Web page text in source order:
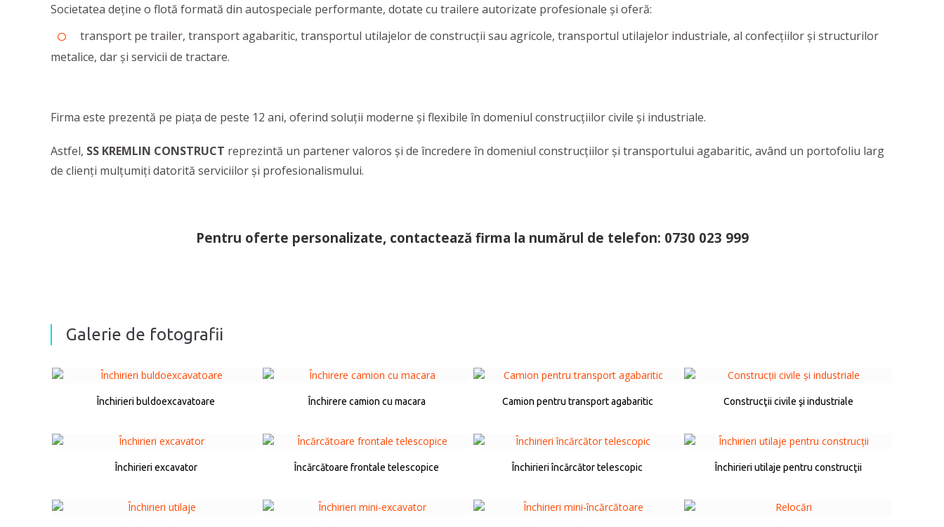
Societatea deține o flotă formată din autospeciale performante, dotate cu trailere autorizate profesionale și oferă:
transport pe trailer, transport agabaritic, transportul utilajelor de construcții sau agricole, transportul utilajelor industriale, al confecțiilor și structurilor
metalice, dar și servicii de tractare.
Firma este prezentă pe piaţa de peste 12 ani, oferind soluţii moderne şi flexibile în domeniul construcţiilor civile şi industriale.
Astfel, SS KREMLIN CONSTRUCT reprezintă un partener valoros şi de încredere în domeniul construcţiilor şi transportului agabaritic, având un portofoliu larg
de clienţi mulţumiţi datorită serviciilor şi profesionalismului.
Pentru oferte personalizate, contactează firma la numărul de telefon: 0730 023 999
Galerie de fotografii
Închirieri buldoexcavatoare Închirere camion cu macara Camion pentru transport agabaritic Construcţii civile şi industriale
Închirieri excavator Încărcătoare frontale telescopice Închirieri încărcător telescopic Închirieri utilaje pentru construcţii